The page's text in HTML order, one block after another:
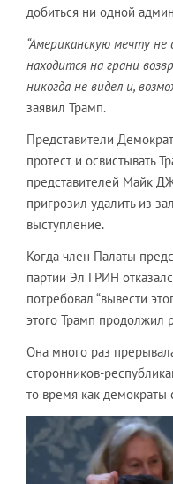
добиться ни одной
“Американскую мечту
находится на грани
никогда не видел и,
заявил Трамп.
Представители
протест и освистывать
представителей Майк
пригрозил удалить из
выступление.
Когда член Палаты
партии Эл ГРИН
потребовал “вывести
этого Трамп продолжил
Она много раз
сторонников-
то время как демократы